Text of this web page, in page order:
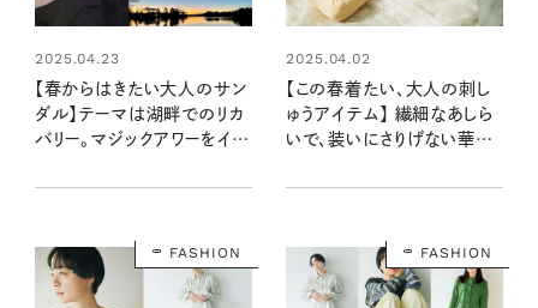
2025.04.23
【春からはきたい大人のサン
ダル】テーマは湖畔でのリカ
バリー。マジックアワーをイメ
よさが◎！
2025.04.02
【この春着たい、大人の刺し
ゅうアイテム】 繊細なあしら
いで、装いにさりげない華や
FASHION FASHION